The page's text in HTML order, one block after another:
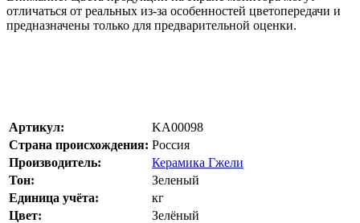
отличаться от реальных из-за особенностей цветопередачи и
предназначены только для предварительной оценки.
Артикул:
KA00098
Страна происхождения: Россия
Производитель:
Керамика Гжели
Тон:
Зеленый
Единица учёта:
кг
Цвет:
Зелёный